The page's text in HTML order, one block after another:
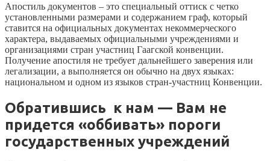
Апостиль документов – это специальный оттиск с четко
установленными размерами и содержанием граф, который
ставится на официальных документах некоммерческого
характера, выдаваемых официальными учреждениями и
организациями стран участниц Гаагской конвенции.
Получение апостиля не требует дальнейшего заверения или
легализации, а выполняется он обычно на двух языках:
национальном и одном из языков стран-участниц Конвенции.
Обратившись к нам — Вам не
придется «оббивать» пороги
государственных учреждений